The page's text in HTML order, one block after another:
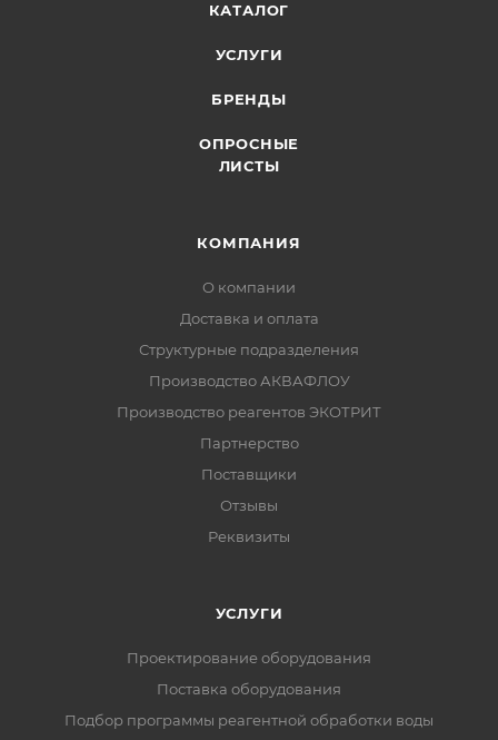
КАТАЛОГ
УСЛУГИ
БРЕНДЫ
ОПРОСНЫЕ
ЛИСТЫ
КОМПАНИЯ
О компании
Доставка и оплата
Структурные подразделения
Производство АКВАФЛОУ
Производство реагентов ЭКОТРИТ
Партнерство
Поставщики
Отзывы
Реквизиты
УСЛУГИ
Проектирование оборудования
Поставка оборудования
Подбор программы реагентной обработки воды